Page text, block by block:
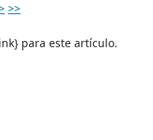
>>
para este artículo.